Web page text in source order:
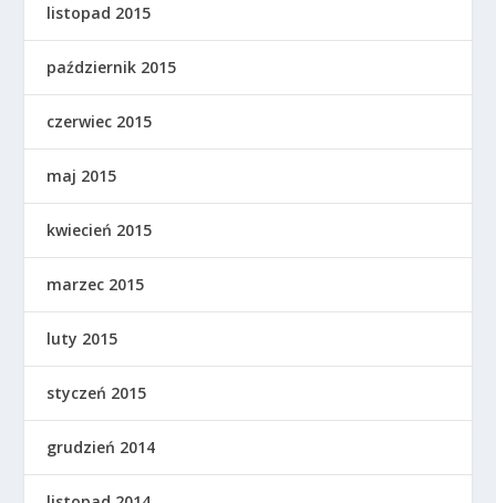
listopad 2015
październik 2015
czerwiec 2015
maj 2015
kwiecień 2015
marzec 2015
luty 2015
styczeń 2015
grudzień 2014